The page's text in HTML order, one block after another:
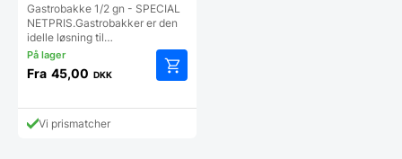
Gastrobakke 1/2 gn - SPECIAL
NETPRIS.Gastrobakker er den
idelle løsning til…
Fra 45,00 DKK
vare
Vi prismatcher